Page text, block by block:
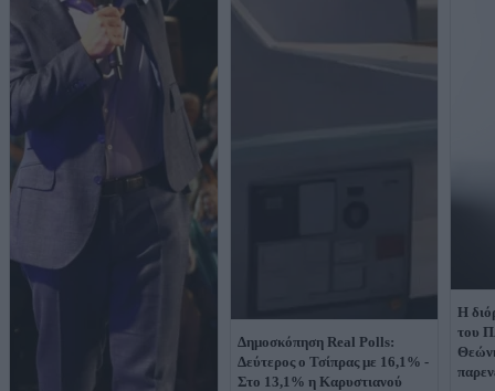
Δημοσκόπηση Real Polls:
Δεύτερος ο Τσίπρας με 16,1% -
Στο 13,1% η Καρυστιανού
Η
του